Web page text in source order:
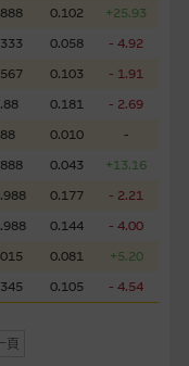
0.102
+25.93
0.058
- 4.92
0.103
- 1.91
0.181
- 2.69
0.010
-
0.043
+13.16
0.177
- 2.21
0.144
- 4.00
0.081
+5.20
0.105 - 4.54
頁
承擔經由本網站使用
起的責任。麥格理集
任何保證，特別是在
站使用或下載任何軟
何其他後果所導致
而言，認股證及/或牛
資料已載列於基本上